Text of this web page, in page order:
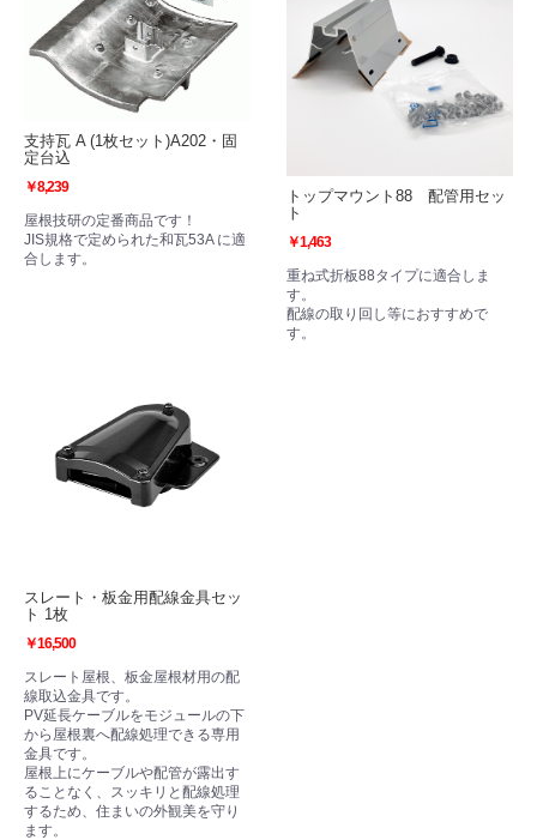
支持瓦 A (1枚セット)A202・固
定台込
￥8,239
屋根技研の定番商品です！
JIS規格で定められた和瓦53A に適
合します。
トップマウント88 配管用セッ
ト
￥1,463
重ね式折板88タイプに適合しま
す。
配線の取り回し等におすすめで
す。
スレート・板金用配線金具セッ
ト 1枚
￥16,500
スレート屋根、板金屋根材用の配
線取込金具です。
PV延長ケーブルをモジュールの下
から屋根裏へ配線処理できる専用
金具です。
屋根上にケーブルや配管が露出す
ることなく、スッキリと配線処理
するため、住まいの外観美を守り
ます。